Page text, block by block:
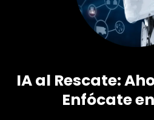
IA al Rescate:
Enfócate